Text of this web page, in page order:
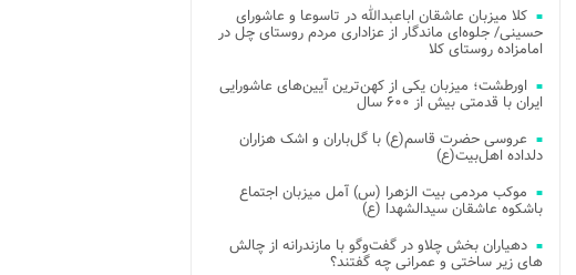
کلا میزبان عاشقان اباعبدالله در تاسوعا و عاشورای
حسینی/ جلوه‌ای ماندگار از عزاداری مردم روستای چل در
امامزاده روستای کلا
اورطشت؛ میزبان یکی از کهن‌ترین آیین‌های عاشورایی
ایران با قدمتی بیش از ۶۰۰ سال
عروسی حضرت قاسم(ع) با گل‌باران و اشک هزاران
دلداده اهل‌بیت(ع)
موکب مردمی بیت‌ الزهرا (س) آمل میزبان اجتماع
باشکوه عاشقان سیدالشهدا (ع)
دهیاران بخش چلاو در گفت‌وگو با مازندرانه از چالش
های زیر ساختی و عمرانی چه گفتند؟